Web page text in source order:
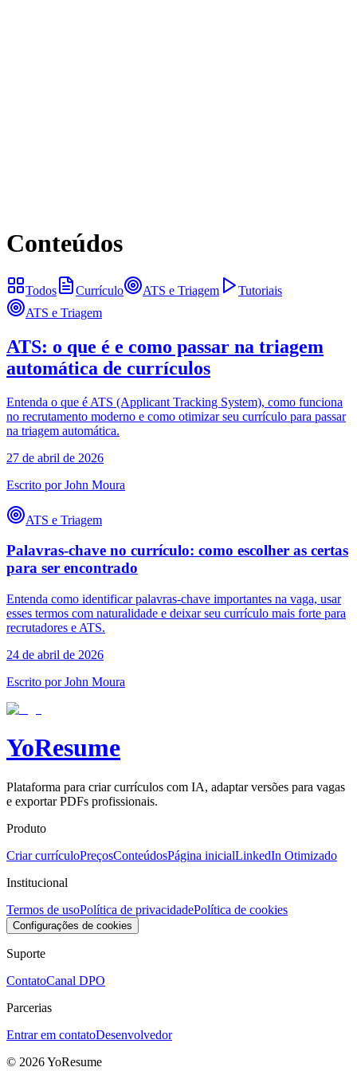
Conteúdos
Todos Currículo ATS e Triagem
Tutoriais
ATS e Triagem
ATS: o que é e como passar na triagem
automática de currículos
Entenda o que é ATS (Applicant Tracking System), como funciona
no recrutamento moderno e como otimizar seu currículo para passar
na triagem automática.
27 de abril de 2026
Escrito porJohn Moura
ATS e Triagem
Palavras-chave no currículo: como escolher as certas
para ser encontrado
Entenda como identificar palavras-chave importantes na vaga, usar
esses termos com naturalidade e deixar seu currículo mais forte para
recrutadores e ATS.
24 de abril de 2026
Escrito porJohn Moura
YoResume
Plataforma para criar currículos com IA, adaptar versões para vagas
e exportar PDFs profissionais.
Produto
Criar currículoPreçosConteúdosPágina inicialLinkedIn Otimizado
Institucional
Termos de usoPolítica de privacidadePolítica de cookies
Configurações de cookies
Suporte
ContatoCanal DPO
Parcerias
Entrar em contatoDesenvolvedor
© 2026YoResume